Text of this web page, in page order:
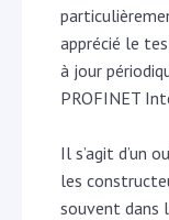
apprécié le
à jour
PROFINET
Il s’agit d’un
les
souvent dans